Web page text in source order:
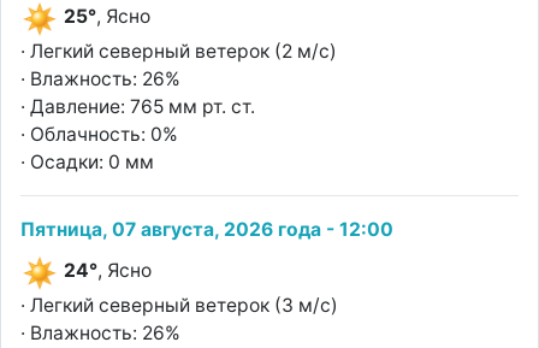
25°, Ясно
· Легкий северный ветерок (2 м/с)
· Влажность: 26%
· Давление: 765 мм рт. ст.
· Облачность: 0%
· Осадки: 0 мм
Пятница, 07 августа, 2026 года - 12:00
24°, Ясно
· Легкий северный ветерок (3 м/с)
· Влажность: 26%